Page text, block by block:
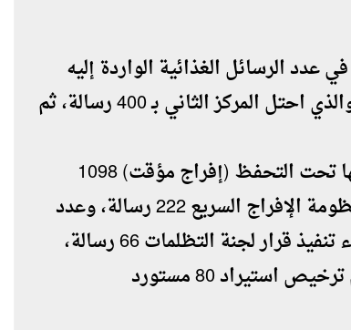
عدد الرسائل الغذائية الواردة إليه
بإجمالي 785 رسالة، يليه ميناء مطار القاهرة والذي احتل المركز الثاني بـ 400 رسالة، ثم
وبلغ عدد الرسائل الغذائية التي تم الإفراج عنها تحت التحفظ (إفراج مؤقت) 1098
رسالة، وعدد الرسائل التي تم الإفراج عنها بمنظومة الإفراج السريع 222 رسالة، وعدد
الرسائل التي تم إجراء محضر إثبات حالة أثناء تنفيذ قرار لجنة التظلمات 66 رسالة،
80 مستورد